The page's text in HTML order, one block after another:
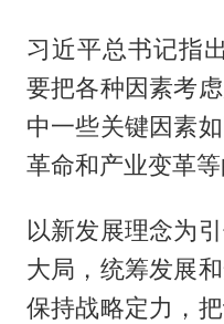
习近平总书记指
要把各种因素考
中一些关键因素
革命和产业变革
以新发展理念为
大局，统筹发展
保持战略定力，